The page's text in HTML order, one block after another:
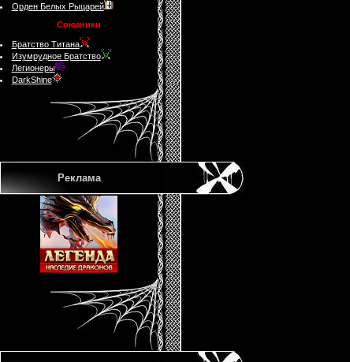
Орден Белых Рыцарей
Союзники
Братство Титана
Изумрудное Братство
Легионеры
DarkShine
Реклама